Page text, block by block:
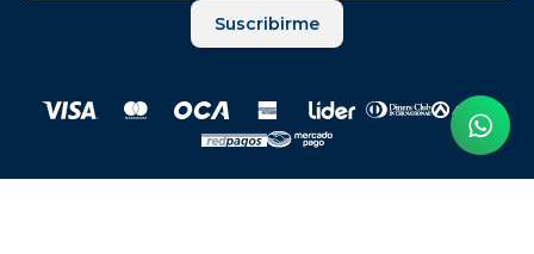
Suscribirme